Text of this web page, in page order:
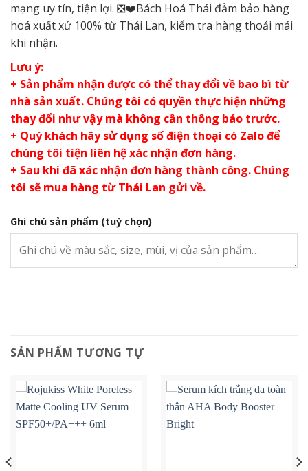
mạng uy tín, tiện lợi. ❎❤️Bách Hoá Thái đảm bảo hàng
hoá xuất xứ 100% từ Thái Lan, kiểm tra hàng thoải mái
khi nhận.
Lưu ý:
+ Sản phẩm nhận được có thể thay đổi về bao bì từ
nhà sản xuất. Chúng tôi có quyền thực hiện những
thay đổi như vậy mà không cần thông báo trước.
+ Quý khách hãy sử dụng số điện thoại có Zalo để
chúng tôi tiện liên hệ xác nhận đơn hàng.
+ Sau khi đã xác nhận đơn hàng thành công. Chúng
tôi sẽ mua hàng từ Thái Lan gửi về.
Ghi chú sản phẩm (tuỳ chọn)
SẢN PHẨM TƯƠNG TỰ